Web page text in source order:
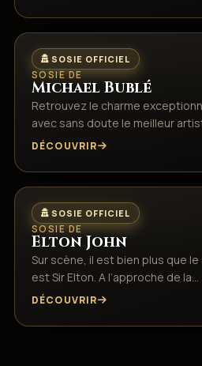
SOSIE OFFICIEL
SOSIE DE
Michael Bublé
Retrouvez le charme
avec sans doute le meilleur
DÉCOUVRIR
SOSIE OFFICIEL
SOSIE DE
Elton John
Sur scène, il est bien plus que le
est Sir Elton. A l’approche de la…
DÉCOUVRIR